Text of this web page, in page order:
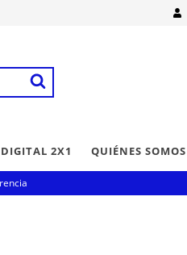
2X1 QUIÉNES SOMOS